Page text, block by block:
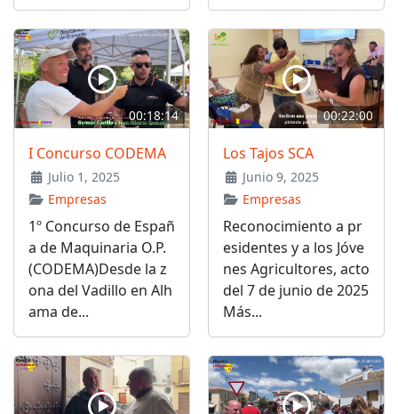
00:18:14
I Concurso CODEMA
Julio 1, 2025
Empresas
1º Concurso de Españ
a de Maquinaria O.P.
(CODEMA)Desde la z
ona del Vadillo en Alh
ama de...
00:22:00
Los Tajos SCA
Junio 9, 2025
Empresas
Reconocimiento a pr
esidentes y a los Jóve
nes Agricultores, acto
del 7 de junio de 2025
Más...